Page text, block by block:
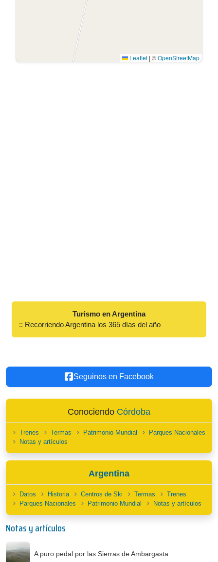
Leaflet | ©OpenStreetMap
Turismo en Argentina
:: Recorriendo Argentina los 365 días del año
Seguinos en Facebook
Conociendo Córdoba
Trenes Termas Patrimonio Mundial
Parques Nacionales
Notas y artículos
Argentina
Datos Historia Centros de Ski Termas
Trenes
Parques Nacionales
Patrimonio Mundial Notas y artículos
Notas y artículos
A puro pedal por las Sierras de Ambargasta